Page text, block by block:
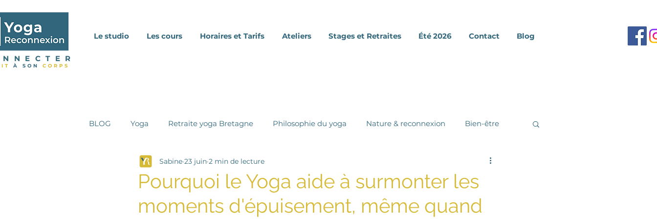
À SON CORPS
Le studio Les cours Horaires et Tarifs Ateliers Stages et Retraites Été 2026 Contact Blog
BLOG Yoga Retraite yoga Bretagne Philosophie du yoga Nature & reconnexion Bien-être
Stage en Inde Méditation
Pourquoi le Yoga aide à surmonter les
moments d'épuisement, même quand
Sabine 23 juin 2 min de lecture